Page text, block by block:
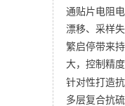
通贴片电阻
漂移、采样
繁启停带来
大，控制精
针对性打造
多层复合抗